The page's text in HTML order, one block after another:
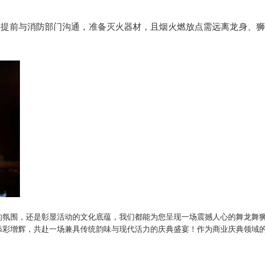
前与消防部门沟通，准备灭火器材，且烟火燃放点需远离龙身、
围，还是彰显活动的文化底蕴，我们都能为您呈现一场震撼人心的舞龙舞
增辉，共赴一场兼具传统韵味与现代活力的庆典盛宴！作为商业庆典领域